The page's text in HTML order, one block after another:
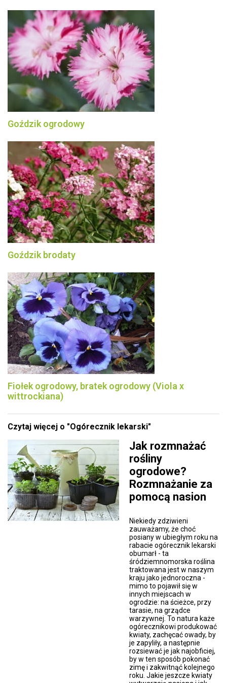
Goździk ogrodowy
Goździk brodaty
Fiołek ogrodowy, bratek ogrodowy (Viola x
wittrockiana)
Czytaj więcej o "Ogórecznik lekarski"
Jak rozmnażać
rośliny
ogrodowe?
Rozmnażanie za
pomocą nasion
Niekiedy zdziwieni
zauważamy, że choć
posiany w ubiegłym roku na
rabacie ogórecznik lekarski
obumarł - ta
śródziemnomorska roślina
traktowana jest w naszym
kraju jako jednoroczna -
mimo to pojawił się w
innych miejscach w
ogrodzie: na ścieżce, przy
tarasie, na grządce
warzywnej. To natura każe
ogórecznikowi produkować
kwiaty, zachęcać owady, by
je zapyliły, a następnie
rozsiewać je jak najobficiej,
by w ten sposób pokonać
zimę i zakwitnąć kolejnego
roku. Jakie jeszcze kwiaty